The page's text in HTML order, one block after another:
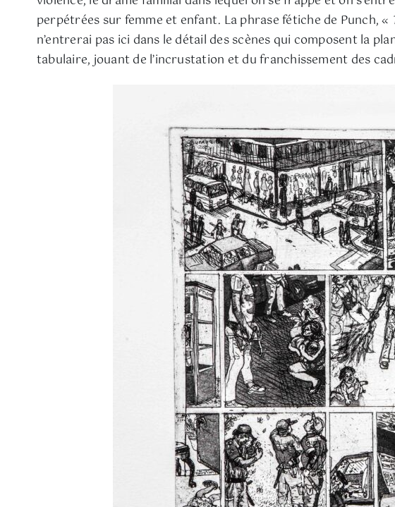
perpétrées sur femme et enfant. La phrase fétiche de Punch, «
n’entrerai pas ici dans le détail des scènes qui composent la
tabulaire, jouant de l’incrustation et du franchissement des